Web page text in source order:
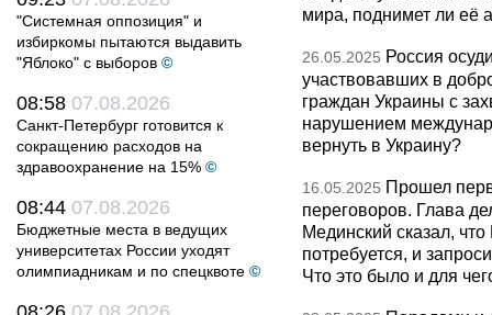
"Системная оппозиция" и
избиркомы пытаются выдавить
"Яблоко" с выборов ©
08:58 07.08.2026
Санкт-Петербург готовится к
сокращению расходов на
здравоохранение на 15% ©
08:44 07.08.2026
Бюджетные места в ведущих
университетах России уходят
олимпиадникам и по спецквоте ©
мира, поднимет ли её
26.05.2025 Россия
участвовавших в
граждан Украины с
нарушением
вернуть в Украину?
16.05.2025 Прошел
переговоров. Глава
Мединский сказал, что
потребуется, и
Что это было и для